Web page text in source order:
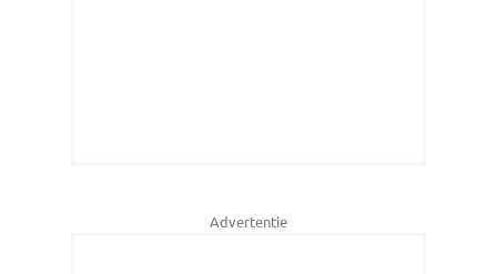
Advertentie